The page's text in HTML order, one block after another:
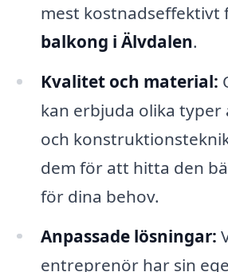
mest kostnadseffektivt
balkong i Älvdalen.
Kvalitet och material:
kan erbjuda olika typer
och
dem för att hitta den
för dina behov.
Anpassade lösningar:
entreprenör har sin